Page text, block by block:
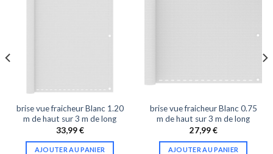
brise vue fraicheur Blanc 1.20
m de haut sur 3 m de long
33,99€
AJOUTER AU PANIER
brise vue fraicheur Blanc 0.75
m de haut sur 3 m de long
27,99€
AJOUTER AU PANIER